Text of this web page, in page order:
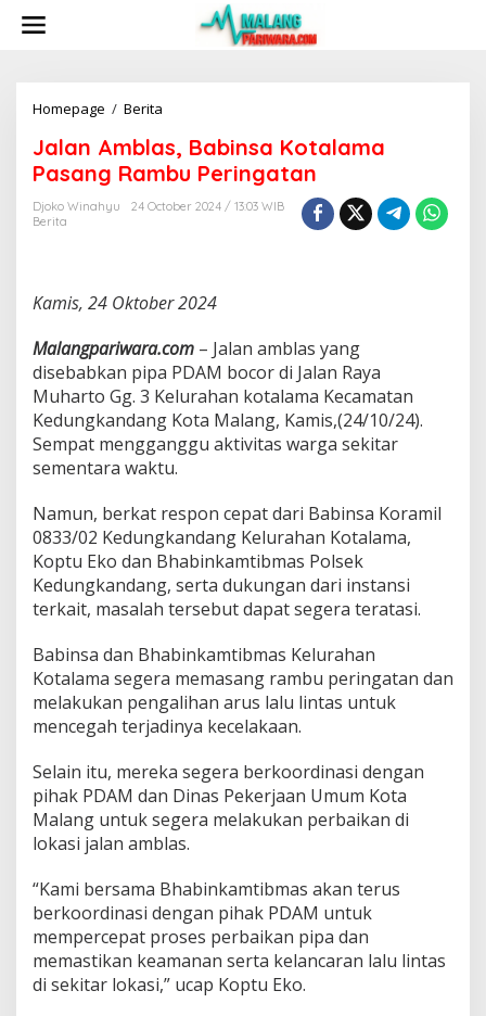
Homepage / Berita
l
a
n
A
s
B
b
i
n
s
a
K
t
a
l
a
m
a
a
s
a
n
g
a
m
b
u
P
r
i
n
g
a
t
Jalan Amblas, Babinsa Kotalama
Pasang Rambu Peringatan
Djoko Winahyu
24 October 2024 / 13:03 WIB
Berita
Kamis, 24 Oktober 2024
Malangpariwara.com – Jalan amblas yang
disebabkan pipa PDAM bocor di Jalan Raya
Muharto Gg. 3 Kelurahan kotalama Kecamatan
Kedungkandang Kota Malang, Kamis,(24/10/24).
Sempat mengganggu aktivitas warga sekitar
sementara waktu.
Namun, berkat respon cepat dari Babinsa Koramil
0833/02 Kedungkandang Kelurahan Kotalama,
Koptu Eko dan Bhabinkamtibmas Polsek
Kedungkandang, serta dukungan dari instansi
terkait, masalah tersebut dapat segera teratasi.
Babinsa dan Bhabinkamtibmas Kelurahan
Kotalama segera memasang rambu peringatan dan
melakukan pengalihan arus lalu lintas untuk
mencegah terjadinya kecelakaan.
Selain itu, mereka segera berkoordinasi dengan
pihak PDAM dan Dinas Pekerjaan Umum Kota
Malang untuk segera melakukan perbaikan di
lokasi jalan amblas.
“Kami bersama Bhabinkamtibmas akan terus
berkoordinasi dengan pihak PDAM untuk
mempercepat proses perbaikan pipa dan
memastikan keamanan serta kelancaran lalu lintas
di sekitar lokasi,” ucap Koptu Eko.